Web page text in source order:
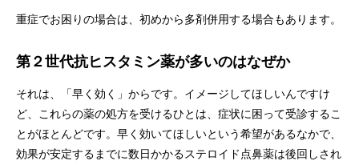
重症でお困りの場合は、初めから多剤併用する場合もあります。
第２世代抗ヒスタミン薬が多いのはなぜか
それは、「早く効く」からです。イメージしてほしいんですけ
ど、これらの薬の処方を受けるひとは、症状に困って受診するこ
とがほとんどです。早く効いてほしいという希望があるなかで、
効果が安定するまでに数日かかるステロイド点鼻薬は後回しされ